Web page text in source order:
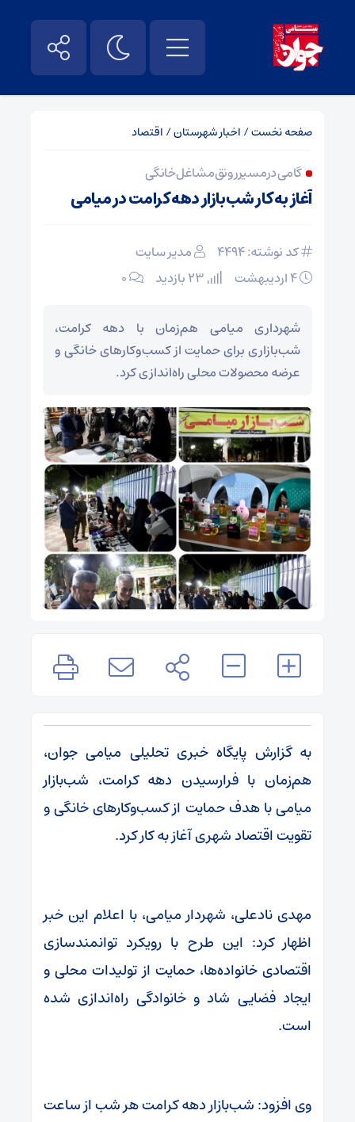
صفحه نخست/ اخبار شهرستان/ اقتصاد
گامی در مسیر رونق مشاغل خانگی
آغاز به کار شب‌بازار دهه کرامت در میامی
کد نوشته: 4494
مدیر سایت
۰
شهرداری میامی هم‌زمان با دهه کرامت،
شب‌بازاری برای حمایت از کسب‌وکارهای خانگی و
عرضه محصولات محلی راه‌اندازی کرد.
به گزارش پایگاه خبری تحلیلی میامی جوان،
هم‌زمان با فرارسیدن دهه کرامت، شب‌بازار
میامی با هدف حمایت از کسب‌وکارهای خانگی و
تقویت اقتصاد شهری آغاز به کار کرد.
مهدی نادعلی، شهردار میامی، با اعلام این خبر
اظهار کرد: این طرح با رویکرد توانمندسازی
اقتصادی خانواده‌ها، حمایت از تولیدات محلی و
ایجاد فضایی شاد و خانوادگی راه‌اندازی شده
است.
وی افزود: شب‌بازار دهه کرامت هر شب از ساعت